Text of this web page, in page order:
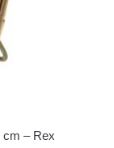
cm – Rex